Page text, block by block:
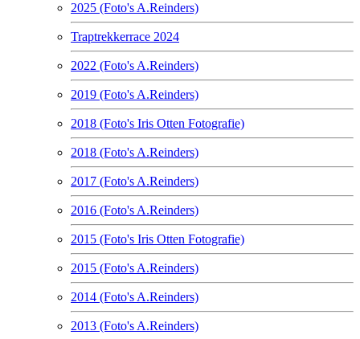
2025 (Foto's A.Reinders)
Traptrekkerrace 2024
2022 (Foto's A.Reinders)
2019 (Foto's A.Reinders)
2018 (Foto's Iris Otten Fotografie)
2018 (Foto's A.Reinders)
2017 (Foto's A.Reinders)
2016 (Foto's A.Reinders)
2015 (Foto's Iris Otten Fotografie)
2015 (Foto's A.Reinders)
2014 (Foto's A.Reinders)
2013 (Foto's A.Reinders)